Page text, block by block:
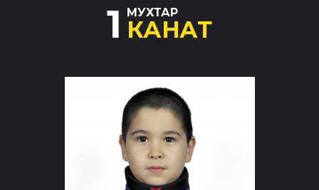
1 МУХТАР
КАНАТ